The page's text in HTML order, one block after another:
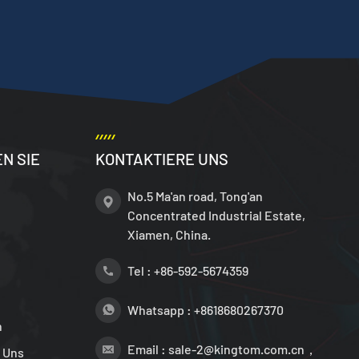
SIE
KONTAKTIERE UNS
No.5 Ma'an road, Tong'an
Concentrated Industrial Estate,
Xiamen, China.
Tel : +86-592-5674359
Whatsapp : +8618680267370
Email : sale-2@kingtom.com.cn，